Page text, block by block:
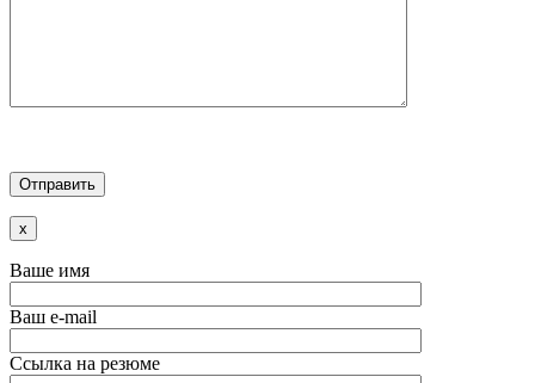
x
Ваше имя
Ваш e-mail
Ссылка на резюме